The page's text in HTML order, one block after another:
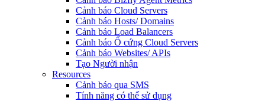
Cảnh báo Cloud Servers
Cảnh báo Hosts/ Domains
Cảnh báo Load Balancers
Cảnh báo Ổ cứng Cloud Servers
Cảnh báo Websites/ APIs
Tạo Người nhận
Resources
Cảnh báo qua SMS
Tính năng có thể sử dụng